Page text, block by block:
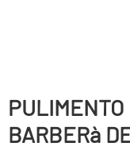
BARBERà